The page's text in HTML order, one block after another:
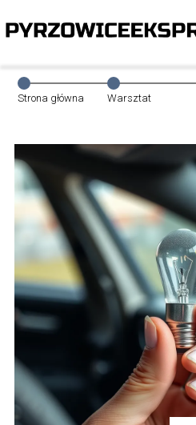
Strona główna Warsztat